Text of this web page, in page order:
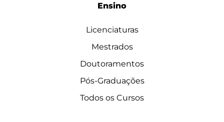
Ensino
Licenciaturas
Mestrados
Doutoramentos
Pós-Graduações
Todos os Cursos